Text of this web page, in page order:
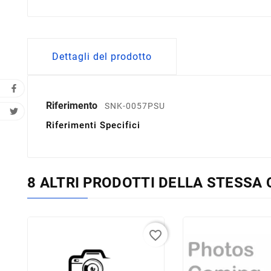
Dettagli del prodotto
Riferimento SNK-0057PSU
Riferimenti Specifici
8 ALTRI PRODOTTI DELLA STESSA
favorite_border